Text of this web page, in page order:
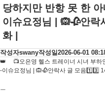
당하지만 반항 못 한
이슈요정님 | 🙉🥀안락
화 |
작성자swany작성일 2026-06-01
👑 📺오은영 헬스 트레이너 시녀 부하
-이슈요정님 | 🙉🥀안락사 글 모음1️⃣3️⃣
ㅡ